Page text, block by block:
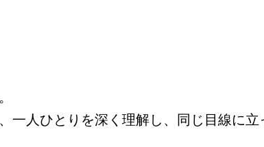
一人ひとりを深く理解し、同じ目線に立